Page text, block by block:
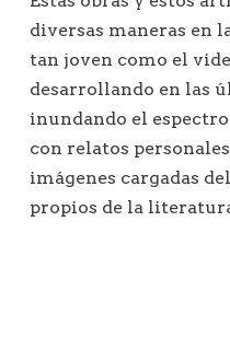
diversas maneras en
tan joven como el
desarrollando en las
inundando el
con relatos
imágenes cargadas
propios de la